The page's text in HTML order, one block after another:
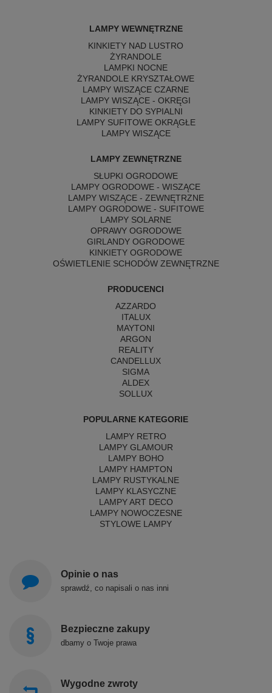
LAMPY WEWNĘTRZNE
KINKIETY NAD LUSTRO
ŻYRANDOLE
LAMPKI NOCNE
ŻYRANDOLE KRYSZTAŁOWE
LAMPY WISZĄCE CZARNE
LAMPY WISZĄCE - OKRĘGI
KINKIETY DO SYPIALNI
LAMPY SUFITOWE OKRĄGŁE
LAMPY WISZĄCE
LAMPY ZEWNĘTRZNE
SŁUPKI OGRODOWE
LAMPY OGRODOWE - WISZĄCE
LAMPY WISZĄCE - ZEWNĘTRZNE
LAMPY OGRODOWE - SUFITOWE
LAMPY SOLARNE
OPRAWY OGRODOWE
GIRLANDY OGRODOWE
KINKIETY OGRODOWE
OŚWIETLENIE SCHODÓW ZEWNĘTRZNE
PRODUCENCI
AZZARDO
ITALUX
MAYTONI
ARGON
REALITY
CANDELLUX
SIGMA
ALDEX
SOLLUX
POPULARNE KATEGORIE
LAMPY RETRO
LAMPY GLAMOUR
LAMPY BOHO
LAMPY HAMPTON
LAMPY RUSTYKALNE
LAMPY KLASYCZNE
LAMPY ART DECO
LAMPY NOWOCZESNE
STYLOWE LAMPY
Opinie o nas
sprawdź, co napisali o nas inni
Bezpieczne zakupy
dbamy o Twoje prawa
Wygodne zwroty